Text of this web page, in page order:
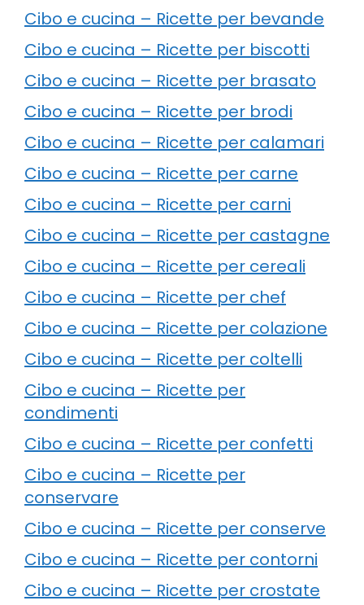
Cibo e cucina – Ricette per bevande
Cibo e cucina – Ricette per biscotti
Cibo e cucina – Ricette per brasato
Cibo e cucina – Ricette per brodi
Cibo e cucina – Ricette per calamari
Cibo e cucina – Ricette per carne
Cibo e cucina – Ricette per carni
Cibo e cucina – Ricette per castagne
Cibo e cucina – Ricette per cereali
Cibo e cucina – Ricette per chef
Cibo e cucina – Ricette per colazione
Cibo e cucina – Ricette per coltelli
Cibo e cucina – Ricette per
condimenti
Cibo e cucina – Ricette per confetti
Cibo e cucina – Ricette per
conservare
Cibo e cucina – Ricette per conserve
Cibo e cucina – Ricette per contorni
Cibo e cucina – Ricette per crostate